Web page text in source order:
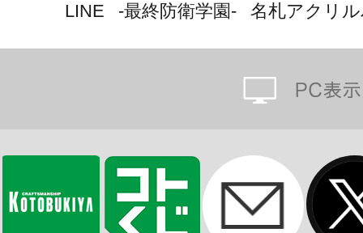
LINE -最終防衛学園- 名札アクリ